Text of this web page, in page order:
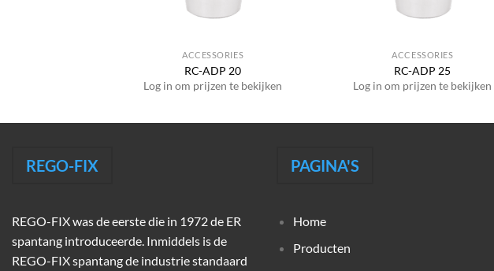
ACCESSORIES
RC-ADP 20
Log in om prijzen te bekijken
ACCESSORIES
RC-ADP 25
Log in om prijzen te bekijken
REGO-FIX
REGO-FIX was de eerste die in 1972 de ER
spantang introduceerde. Inmiddels is de
REGO-FIX spantang de industrie standaard
PAGINA'S
Home
Producten